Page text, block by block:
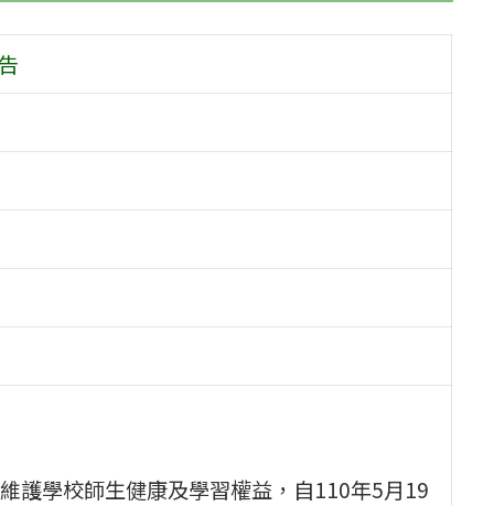
護學校師生健康及學習權益，自110年5月19